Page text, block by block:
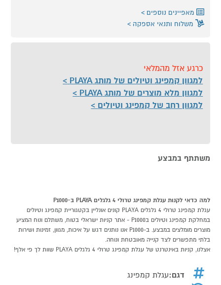
מאפיינים נוספים
משלוח ותנאי אספקה
כרגע אזל מהמלאי
למגוון קמפינג וטיולים של מותג PLAYA
למגוון מלא מוצרים של מותג PLAYA
למגוון רחב של קמפינג וטיולים
משתתף במבצע
למה כדאי לקנות עגלת קמפינג טרולי 4 גלגלים PLAYA ב-P1000
עגלת קמפינג טרולי 4 גלגלים PLAYA קונים אונליין בקטגוריית קמפינג וטיולים
במחלקת קמפינג וטיולים בP1000 - אתר קניות ישראלי בטוח, משתלם ונוח המציע
מוצרים מומלצים במבצע. ב-P1000 אנו נותנים דגש על איכות, מגוון, זמינות ושירות
בלתי מתפשרים לצד קנייה מאובטחת ונוחה.
אצלנו, קניות באינטרנט של עגלת קמפינג טרולי 4 גלגלים PLAYA שוות לך פי אלף!
דגם:עגלת קמפינג